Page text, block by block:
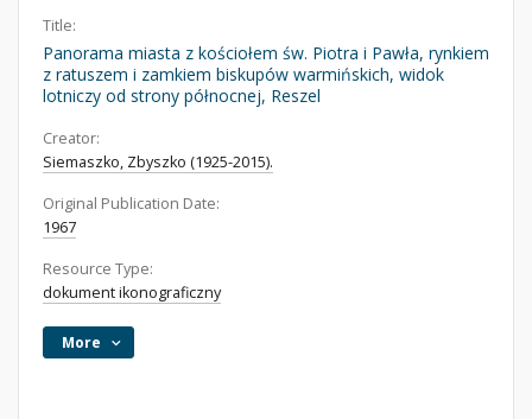
Title:
Panorama miasta z kościołem św. Piotra i Pawła, rynkiem
z ratuszem i zamkiem biskupów warmińskich, widok
lotniczy od strony północnej, Reszel
Creator:
Siemaszko, Zbyszko (1925-2015).
Original Publication Date:
1967
Resource Type:
dokument ikonograficzny
More